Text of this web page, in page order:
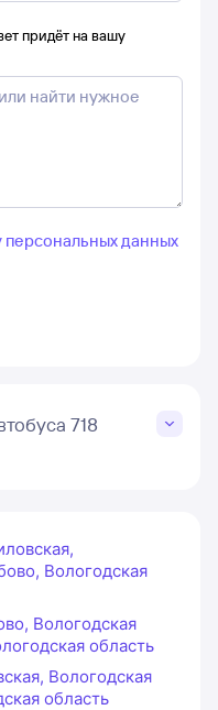
придёт на вашу
персональных данных
718
Вологодская
Вологодская
область
Вологодская
область